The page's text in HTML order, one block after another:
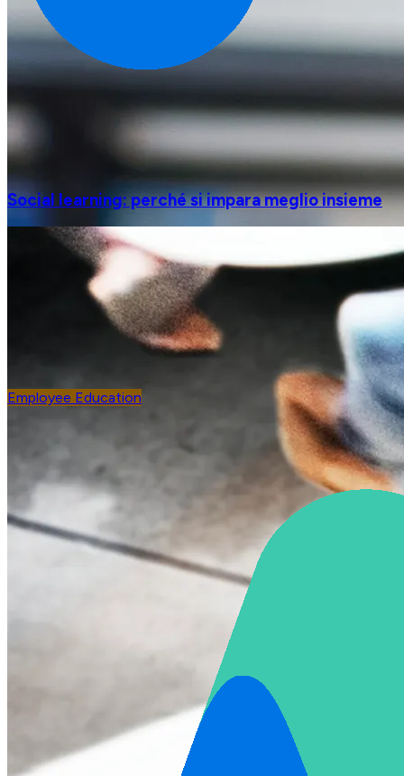
Social learning: perché si impara meglio insieme
Employee Education